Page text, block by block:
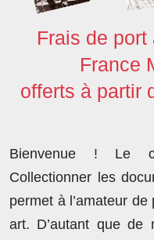
Frais de
France
offerts à partir
Bienvenue ! Le
Collectionner les
permet à l’amateur
art. D’autant que de